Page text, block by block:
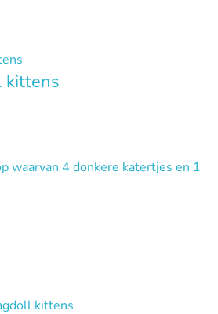
kittens
waarvan 4 donkere katertjes en 1